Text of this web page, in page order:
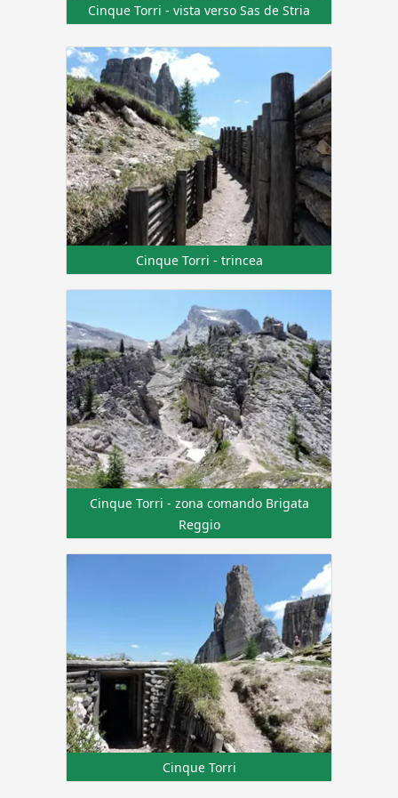
Cinque Torri - vista verso Sas de Stria
Cinque Torri - trincea
Cinque Torri - zona comando Brigata
Reggio
Cinque Torri